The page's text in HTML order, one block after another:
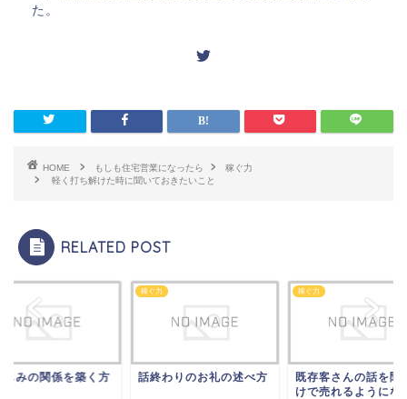
た。
HOME もしも住宅営業になったら
稼ぐ力
軽く打ち解けた時に聞いておきたいこと
RELATED POST
じみの関係を築く方
稼ぐ力
話終わりのお礼の述べ方
稼ぐ力
既存客さんの話を聞
けで売れるようにな